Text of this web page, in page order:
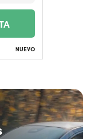
NUEVO